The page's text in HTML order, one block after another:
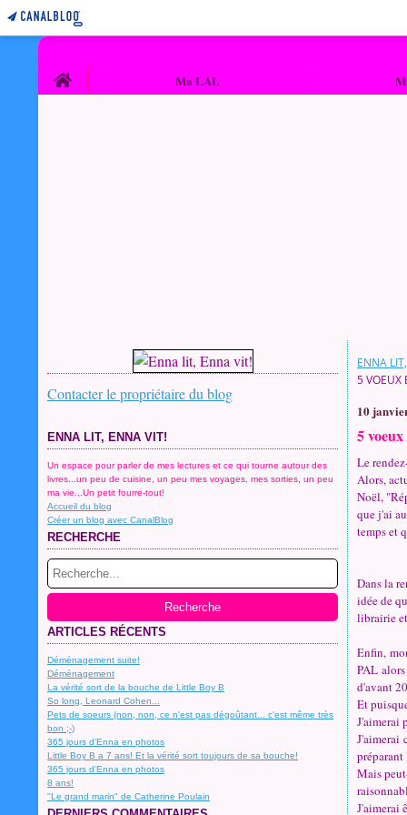
Home Ma LAL
Contacter le propriétaire du blog
ENNA LIT, ENNA VIT!
Un espace pour parler de mes lectures et ce qui tourne autour des
livres...un peu de cuisine, un peu mes voyages, mes sorties, un peu
ma vie...Un petit fourre-tout!
Accueil du blog
Créer un blog avec CanalBlog
RECHERCHE
ARTICLES RÉCENTS
Déménagement suite!
Déménagement
La vérité sort de la bouche de Little Boy B
So long, Leonard Cohen...
Pets de soeurs (non, non, ce n'est pas dégoûtant... c'est même très
bon ;-)
365 jours d'Enna en photos
Little Boy B a 7 ans! Et la vérité sort toujours de sa bouche!
365 jours d'Enna en photos
8 ans!
"Le grand marin" de Catherine Poulain
ENNA
5 VOEUX
10
5
Le
Alors,
Noël,
que j'ai
temps et
Dans la
idée de
librairie
Enfin,
PAL
d'avant
Et
J'aimerai
J'aimerai
Mais
J'aimerai